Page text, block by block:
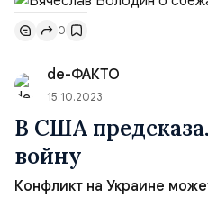
распростертыми объятиями
Единственное, что им
«отдых» в местах не столь
спикер Госдумы Вячеслав
политик выступил на
0
de-ФАКТО
15.10.2023
В США
войну
Конфликт на Украине